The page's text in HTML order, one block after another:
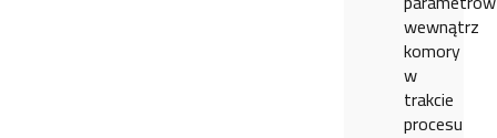
wewnątrz
komory
w
trakcie
procesu